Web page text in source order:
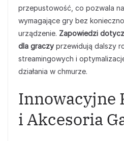
przepustowość, co pozwala
wymagające gry bez
urządzenie. Zapowiedzi
dla graczy przewidują dalszy
streamingowych i
działania w chmurze.
Innowacyjne
i Akcesoria